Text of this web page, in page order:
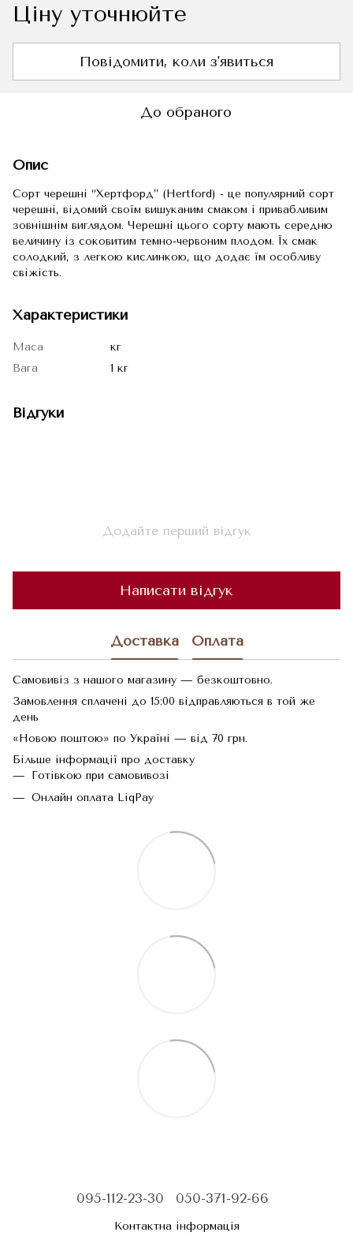
Ціну уточнюйте
Повідомити, коли з'явиться
До обраного
Опис
Сорт черешні “Хертфорд” (Hertford) - це популярний сорт
черешні, відомий своїм вишуканим смаком і привабливим
зовнішнім виглядом. Черешні цього сорту мають середню
величину із соковитим темно-червоним плодом. Їх смак
солодкий, з легкою кислинкою, що додає їм особливу
свіжість.
Характеристики
Маса
кг
Вага
1 кг
Відгуки
Додайте перший відгук
Написати відгук
Доставка Оплата
Самовивіз з нашого магазину — безкоштовно.
Замовлення сплачені до 15:00 відправляються в той же
день
«Новою поштою» по Україні — від 70 грн.
Більше інформації про доставку
Готівкою при самовивозі
Онлайн оплата LiqPay
095-112-23-30 050-371-92-66
Контактна інформація